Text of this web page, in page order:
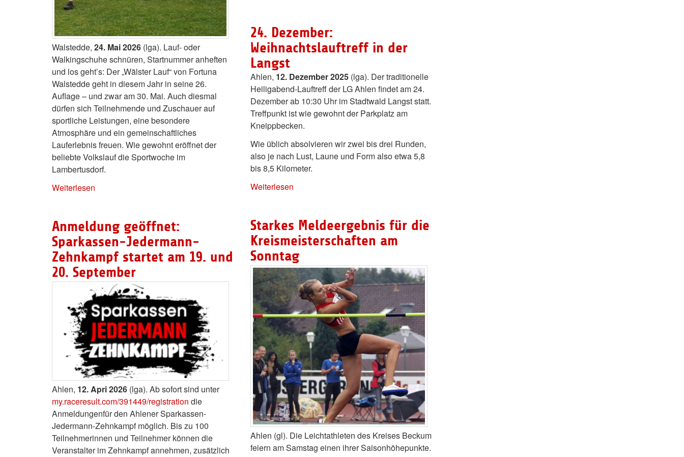
Walstedde, 24. Mai 2026 (lga). Lauf- oder
Walkingschuhe schnüren, Startnummer anheften
und los geht’s: Der „Wälster Lauf“ von Fortuna
Walstedde geht in diesem Jahr in seine 26.
Auflage – und zwar am 30. Mai. Auch diesmal
dürfen sich Teilnehmende und Zuschauer auf
sportliche Leistungen, eine besondere
Atmosphäre und ein gemeinschaftliches
Lauferlebnis freuen. Wie gewohnt eröffnet der
beliebte Volkslauf die Sportwoche im
Lambertusdorf.
Weiterlesen
Anmeldung geöffnet:
Sparkassen-Jedermann-
Zehnkampf startet am 19. und
20. September
Ahlen, 12. Apri 2026 (lga). Ab sofort sind unter
my.raceresult.com/391449/registration die
Anmeldungenfür den Ahlener Sparkassen-
Jedermann-Zehnkampf möglich. Bis zu 100
Teilnehmerinnen und Teilnehmer können die
Veranstalter im Zehnkampf annehmen, zusätzlich
24. Dezember:
Weihnachtslauftreff in der
Langst
Ahlen, 12. Dezember 2025 (lga). Der traditionelle
Heiligabend-Lauftreff der LG Ahlen findet am 24.
Dezember ab 10:30 Uhr im Stadtwald Langst statt.
Treffpunkt ist wie gewohnt der Parkplatz am
Kneippbecken.
Wie üblich absolvieren wir zwei bis drei Runden,
also je nach Lust, Laune und Form also etwa 5,8
bis 8,5 Kilometer.
Weiterlesen
Starkes Meldeergebnis für die
Kreismeisterschaften am
Sonntag
Ahlen (gl). Die Leichtathleten des Kreises Beckum
feiern am Samstag einen ihrer Saisonhöhepunkte.